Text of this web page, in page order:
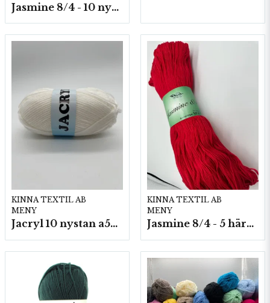
Jasmine 8/4 - 10 nystan a50g./fp.
KINNA TEXTIL AB
MENY
Jacryl 10 nystan a50g./fp.
KINNA TEXTIL AB
MENY
Jasmine 8/4 - 5 härvor a200g./fp.